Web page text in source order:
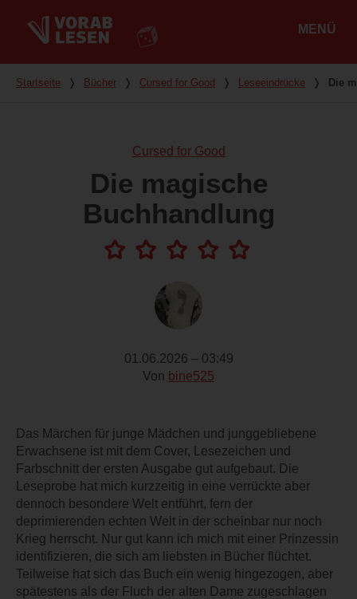
MENÜ
Du bist hier
Startseite ❭ Bücher ❭ Cursed for Good ❭ Leseeindrücke ❭ Die
Cursed for Good
Die magische
Buchhandlung
01.06.2026 – 03:49
Von bine525
Das Märchen für junge Mädchen und junggebliebene
Erwachsene ist mit dem Cover, Lesezeichen und
Farbschnitt der ersten Ausgabe gut aufgebaut. Die
Leseprobe hat mich kurzzeitig in eine verrückte aber
dennoch besondere Welt entführt, fern der
deprimierenden echten Welt in der scheinbar nur noch
Krieg herrscht. Nur gut kann ich mich mit einer Prinzessin
identifizieren, die sich am liebsten in Bücher flüchtet.
Teilweise hat sich das Buch ein wenig hingezogen, aber
spätestens als der Fluch der alten Dame zugeschlagen